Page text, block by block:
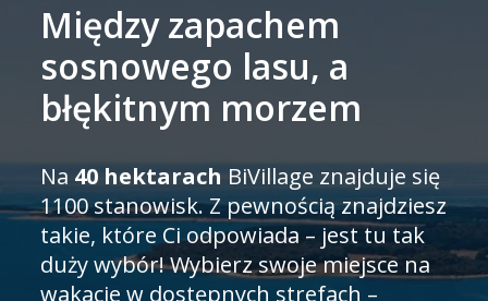
Między zapachem
sosnowego lasu, a
błękitnym morzem
Na 40 hektarach BiVillage znajduje się
1100 stanowisk. Z pewnością znajdziesz
takie, które Ci odpowiada – jest tu tak
duży wybór! Wybierz swoje miejsce na
wakacje w dostępnych strefach –